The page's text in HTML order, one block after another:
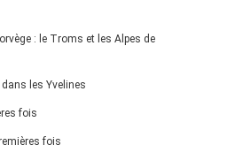
: le Troms et les Alpes de
dans les Yvelines
fois
fois